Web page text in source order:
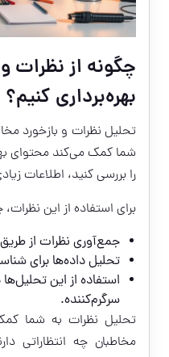
چگونه از نظرات
بهره‌برداری کنیم؟
تحلیل نظرات و بازخورد
شما کمک می‌کند محتوای
را بررسی کنید، اطلاعات
برای استفاده از این
جمع‌آوری نظرات از
تحلیل داده‌ها برای
استفاده از این
سرگرم‌کننده.
تحلیل نظرات به شما
مخاطبان چه انتظاراتی